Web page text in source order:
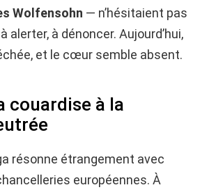
Wolfensohn — n’hésitaient pas
alerter, à dénoncer. Aujourd’hui,
et le cœur semble absent.
couardise à la
résonne étrangement avec
européennes. À